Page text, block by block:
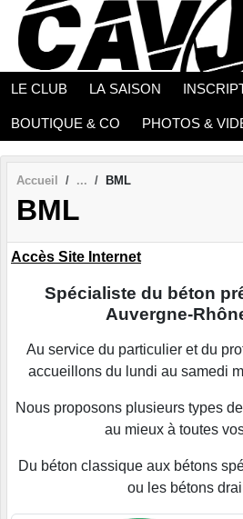
LE CLUB LA SAISON
BOUTIQUE & CO PHOTOS &
Accueil BML
BML
Accès Site Internet
Spécialiste du béton
Auvergne-
Au service du particulier et du
accueillons du lundi au samedi
Nous proposons plusieurs types
au mieux à toutes
Du béton classique aux bétons
ou les bétons
Panneau de gestion des cookies